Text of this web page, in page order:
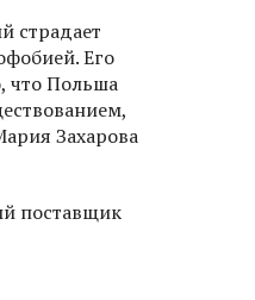
страдает
Его
что Польша
Захарова
поставщик